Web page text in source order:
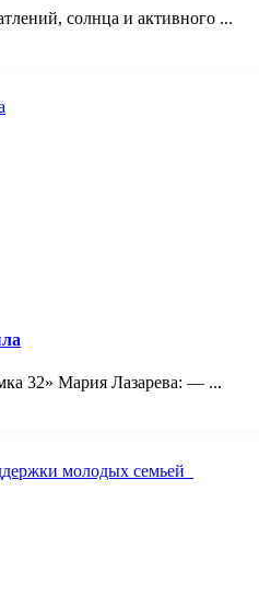
солнца и активного ...
32» Мария Лазарева: — ...